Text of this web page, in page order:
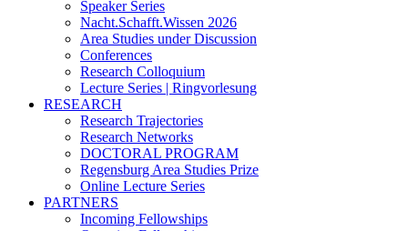
Speaker Series
Nacht.Schafft.Wissen 2026
Area Studies under Discussion
Conferences
Research Colloquium
Lecture Series | Ringvorlesung
RESEARCH
Research Trajectories
Research Networks
DOCTORAL PROGRAM
Regensburg Area Studies Prize
Online Lecture Series
PARTNERS
Incoming Fellowships